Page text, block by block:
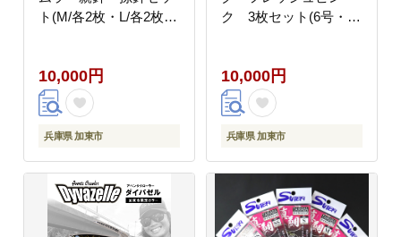
ト(M/各2枚・L/各2枚)
10,000円
兵庫県 加東市
ク 3枚セット(6号・7
10,000円
兵庫県 加東市